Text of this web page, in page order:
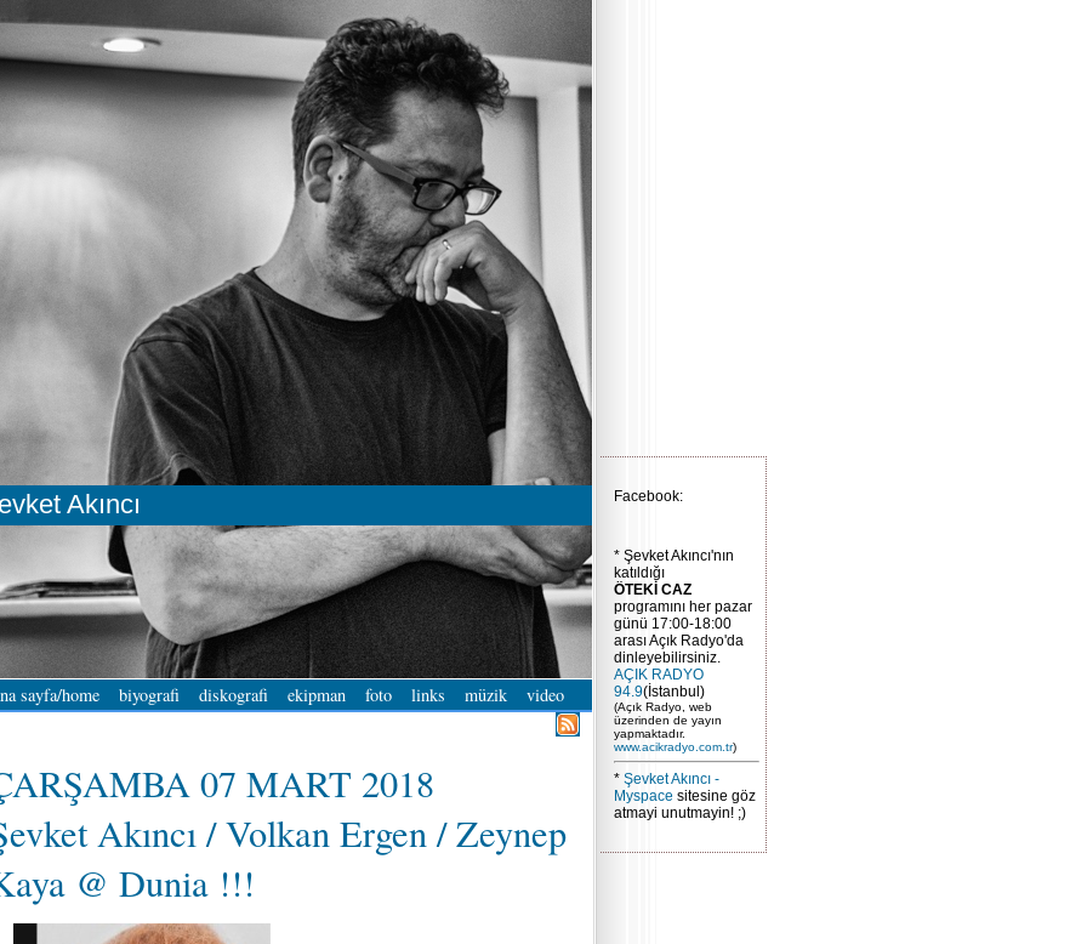
Akıncı
sayfa/home biyografi diskografi ekipman foto links müzik video
07 MART 2018
Akıncı / Volkan Ergen / Zeynep
@ Dunia !!!
Facebook:
* Şevket Akıncı'nın
katıldığı
ÖTEKİ CAZ
programını her pazar
günü 17:00-18:00
arası Açık Radyo'da
dinleyebilirsiniz.
AÇIK RADYO
94.9(İstanbul)
(Açık Radyo, web
üzerinden de yayın
yapmaktadır.
www.acikradyo.com.tr)
* Şevket Akıncı -
Myspace sitesine göz
atmayi unutmayin! ;)